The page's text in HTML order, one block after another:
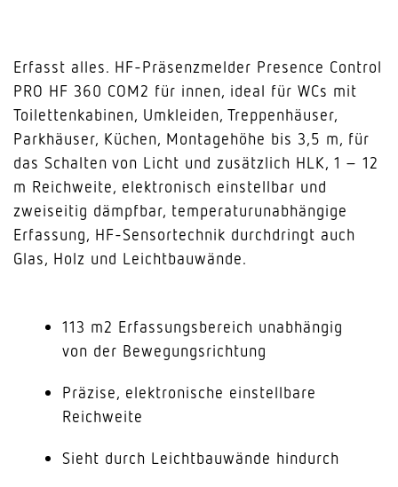
Erfasst alles. HF-Präsenzmelder Presence Control
PRO HF 360 COM2 für innen, ideal für WCs mit
Toilettenkabinen, Umkleiden, Treppenhäuser,
Parkhäuser, Küchen, Montagehöhe bis 3,5 m, für
das Schalten von Licht und zusätzlich HLK, 1 – 12
m Reichweite, elektronisch einstellbar und
zweiseitig dämpfbar, temperaturunabhängige
Erfassung, HF-Sensortechnik durchdringt auch
Glas, Holz und Leichtbauwände.
113 m2 Erfassungsbereich unabhängig
von der Bewegungsrichtung
Präzise, elektronische einstellbare
Reichweite
Sieht durch Leichtbauwände hindurch